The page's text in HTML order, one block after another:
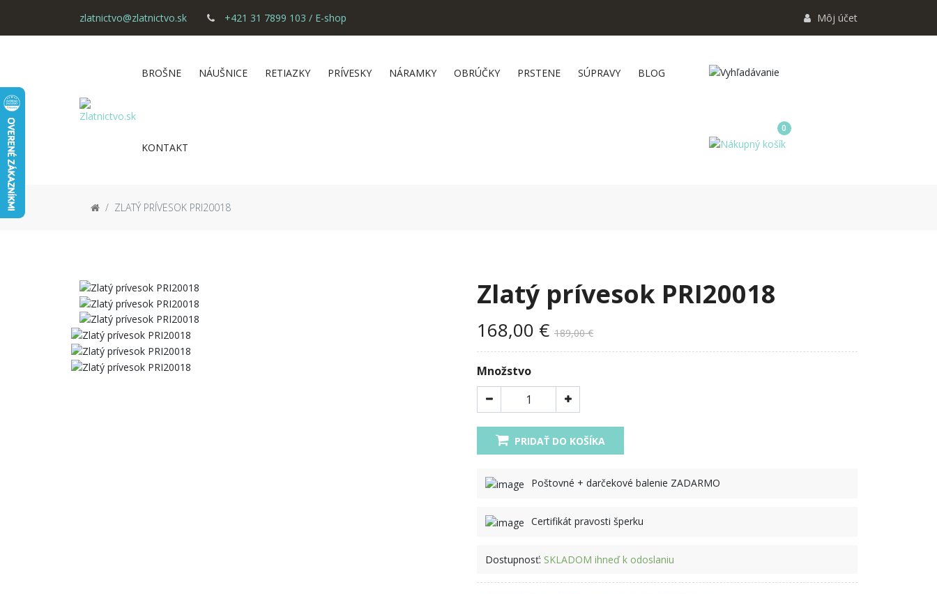
zlatnictvo@zlatnictvo.sk +421 31 7899 103 / E-shop Môj účet
BROŠNE NÁUŠNICE RETIAZKY PRÍVESKY NÁRAMKY OBRÚČKY PRSTENE SÚPRAVY BLOG
KONTAKT
0
ZLATÝ PRÍVESOK PRI20018
Zlatý prívesok PRI20018
168,00 € 189,00 €
Množstvo
PRIDAŤ DO KOŠÍKA
Poštovné + darčekové balenie ZADARMO
Certifikát pravosti šperku
Dostupnosť: SKLADOM ihneď k odoslaniu